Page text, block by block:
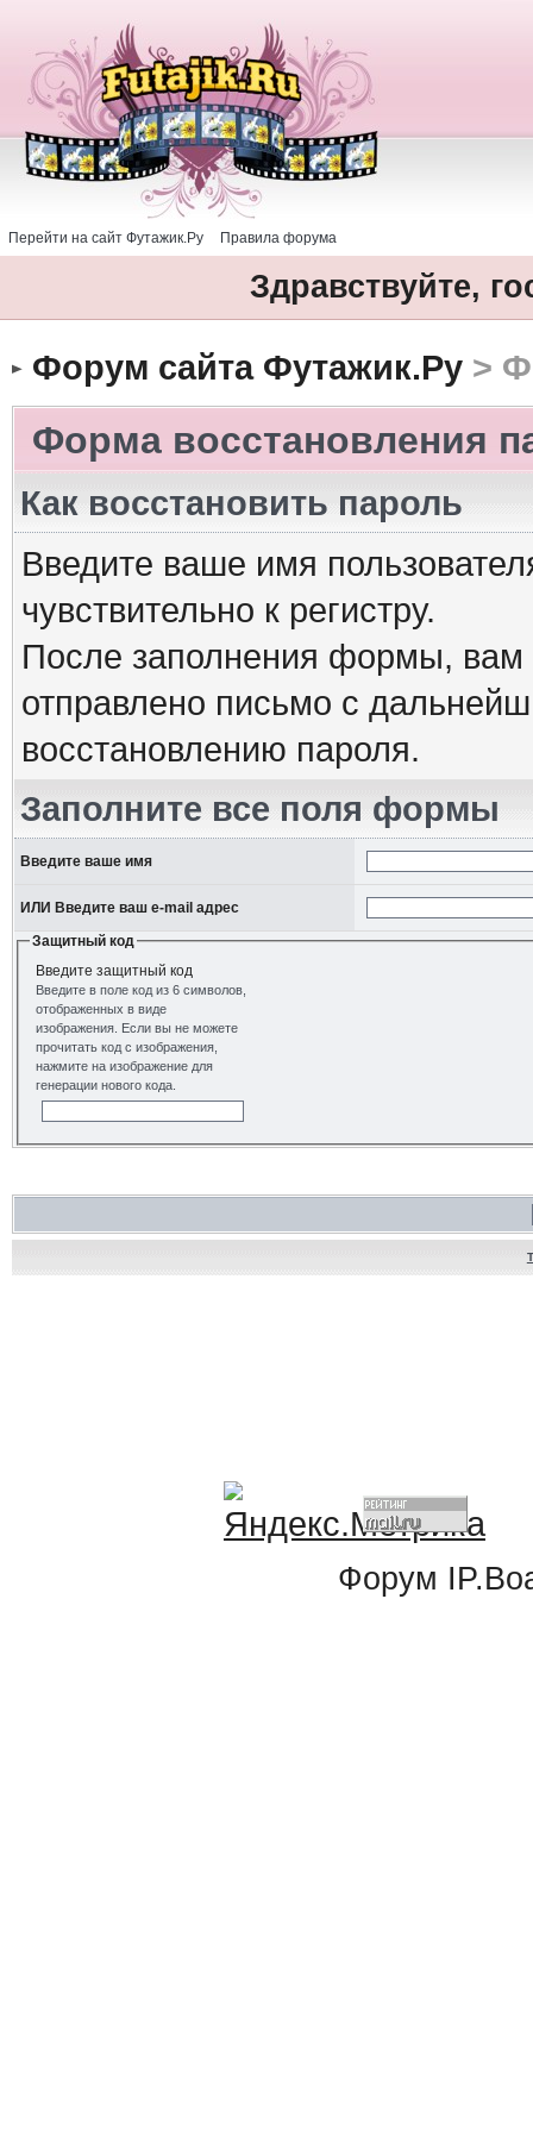
Перейти на сайт Футажик.Ру Правила форума
Здравствуйте,
Форум сайта Футажик.Ру>
Форма восстановления
Как восстановить пароль
Введите ваше имя
чувствительно к регистру.
После заполнения формы, вам
отправлено письмо с
восстановлению пароля.
Заполните все поля формы
Введите ваше имя
ИЛИ Введите ваш e-mail адрес
Защитный код
Введите защитный код
Введите в поле код из 6 символов,
отображенных в виде
изображения. Если вы не можете
прочитать код с изображения,
нажмите на изображение для
генерации нового кода.
Форум